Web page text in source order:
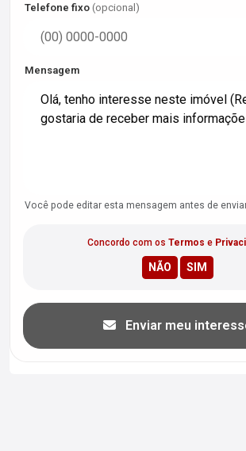
Telefone fixo (opcional)
Mensagem
Você pode editar esta mensagem antes de
Concordo com os Termos e
Enviar meu